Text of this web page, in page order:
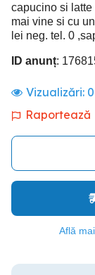
capucino si
mai vine si cu
lei neg. tel. 0
ID anunț:
Vizualizări: 0
Raportează
Află